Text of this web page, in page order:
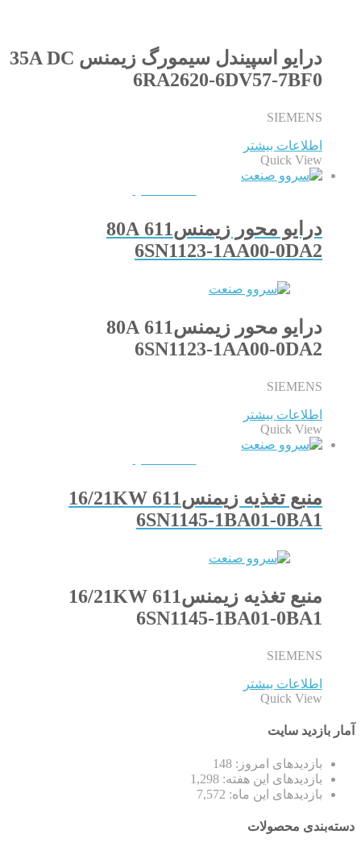
درایو اسپیندل سیمورگ زیمنس 35A DC
6RA2620-6DV57-7BF0
SIEMENS
اطلاعات بیشتر
Quick View
درایو محور زیمنس611 80A
6SN1123-1AA00-0DA2
درایو محور زیمنس611 80A
6SN1123-1AA00-0DA2
SIEMENS
اطلاعات بیشتر
Quick View
منبع تغذیه زیمنس611 16/21KW
6SN1145-1BA01-0BA1
منبع تغذیه زیمنس611 16/21KW
6SN1145-1BA01-0BA1
SIEMENS
اطلاعات بیشتر
Quick View
آمار بازدید سایت
بازدیدهای امروز: 148
بازدیدهای این هفته: 1,298
بازدیدهای این ماه: 7,572
دسته‌بندی محصولات